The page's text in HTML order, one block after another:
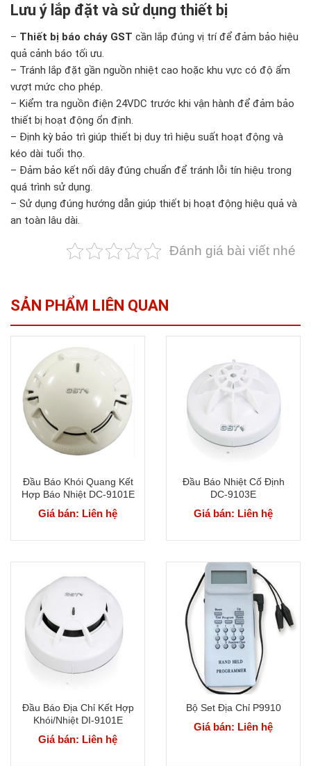
Lưu ý lắp đặt và sử dụng thiết bị
– Thiết bị báo cháy GST cần lắp đúng vị trí để đảm bảo hiệu
quả cảnh báo tối ưu.
– Tránh lắp đặt gần nguồn nhiệt cao hoặc khu vực có độ ẩm
vượt mức cho phép.
– Kiểm tra nguồn điện 24VDC trước khi vận hành để đảm bảo
thiết bị hoạt động ổn định.
– Định kỳ bảo trì giúp thiết bị duy trì hiệu suất hoạt động và
kéo dài tuổi thọ.
– Đảm bảo kết nối dây đúng chuẩn để tránh lỗi tín hiệu trong
quá trình sử dụng.
– Sử dụng đúng hướng dẫn giúp thiết bị hoạt động hiệu quả và
an toàn lâu dài.
Đánh giá bài viết nhé
SẢN PHẨM LIÊN QUAN
Đầu Báo Khói Quang Kết
Hợp Báo Nhiệt DC-9101E
Giá bán: Liên hệ
Đầu Báo Nhiệt Cố Định
DC-9103E
Giá bán: Liên hệ
Đầu Báo Địa Chỉ Kết Hợp
Khói/Nhiệt DI-9101E
Giá bán: Liên hệ
Bộ Set Địa Chỉ P9910
Giá bán: Liên hệ